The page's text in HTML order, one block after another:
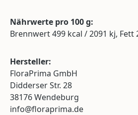
Nährwerte pro 100 g:
Brennwert 499 kcal / 2091 kj, Fett
Hersteller:
FloraPrima GmbH
Didderser Str. 28
38176 Wendeburg
info@floraprima.de